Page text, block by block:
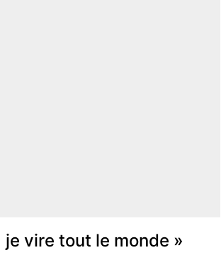
vire tout le monde »